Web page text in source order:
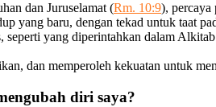
dan Juruselamat (Rm. 10:9), percaya
yang baru, dengan tekad untuk taat
seperti yang diperintahkan dalam
dan memperoleh kekuatan untuk
diri saya?